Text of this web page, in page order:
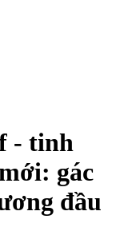
- tinh
gác
đầu